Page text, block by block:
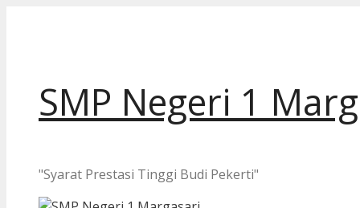
SMP Negeri 1
"Syarat Prestasi Tinggi Budi Pekerti"